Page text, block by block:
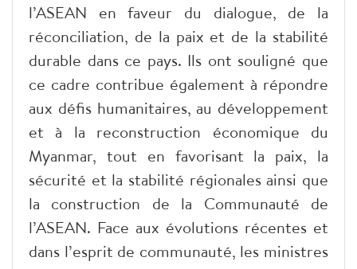
l’ASEAN en faveur du dialogue, de la
réconciliation, de la paix et de la stabilité
durable dans ce pays. Ils ont souligné que
ce cadre contribue également à répondre
aux défis humanitaires, au développement
et à la reconstruction économique du
Myanmar, tout en favorisant la paix, la
sécurité et la stabilité régionales ainsi que
la construction de la Communauté de
l’ASEAN. Face aux évolutions récentes et
dans l’esprit de communauté, les ministres